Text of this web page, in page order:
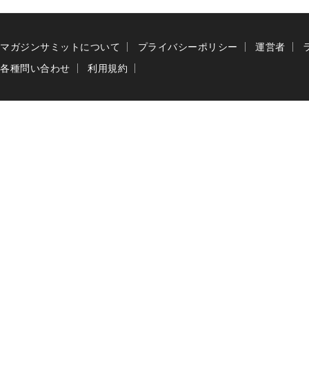
マガジンサミットについて プライバシーポリシー 運営者
各種問い合わせ
利用規約